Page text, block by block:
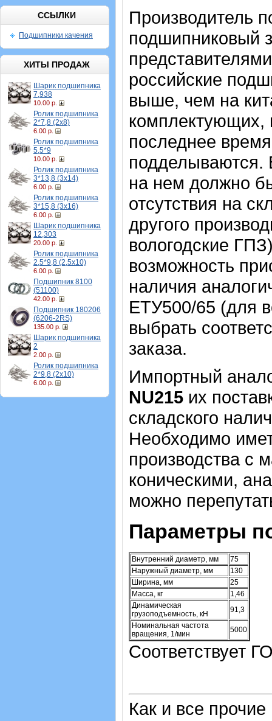
ССЫЛКИ
Подшипники качения
ХИТЫ ПРОДАЖ
Шарик подшипника
7,938
10.00 р.
Ролик подшипника
2*7,8 (2х8)
6.00 р.
Ролик подшипника
5,5*9
10.00 р.
Ролик подшипника
3*13,8 (3х14)
6.00 р.
Ролик подшипника
3*15,8 (3х16)
6.00 р.
Шарик подшипника
12,303
20.00 р.
Ролик подшипника
2,5*9,8 (2,5х10)
6.00 р.
Подшипник 8100
(51100)
42.00 р.
Подшипник 180206
(6206-2RS)
135.00 р.
Шарик подшипника
2
2.00 р.
Ролик подшипника
2*9,8 (2х10)
6.00 р.
Производитель
подшипниковый
российские
выше, чем на
комплектующих,
последнее
подделываются.
на нем должно
отсутствия на
другого
вологодские
возможность
наличия
ЕТУ500/65 (для
выбрать
заказа.
Импортный
NU215 их
складского
Необходимо
производства с
коническими,
можно
Параметры
Внутренний диаметр, мм
75
Наружный диаметр, мм
130
Ширина, мм
25
Масса, кг
1,46
Динамическая
грузоподъемность, кН
91,3
Номинальная частота
вращения, 1/мин
5000
Соответствует
Как и все